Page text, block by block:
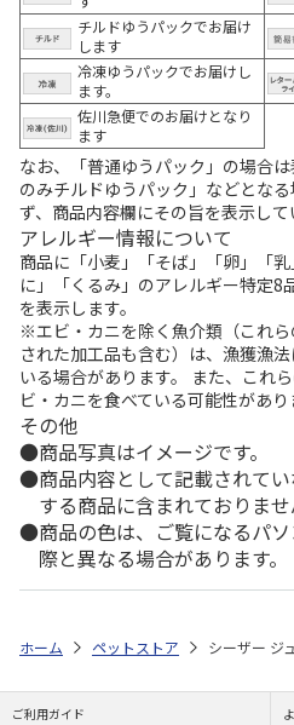
チルドゆうパックでお届け
します
冷凍ゆうパックでお届けし
ます。
佐川急便でのお届けとなり
ます
なお、「普通ゆうパック」の場合
のみチルドゆうパック」などとな
ず、商品内容欄にその旨を表示して
アレルギー情報について
商品に「小麦」「そば」「卵」「
に」「くるみ」のアレルギー特定8
を表示します。
※エビ・カニを除く魚介類（これ
された加工品も含む）は、漁獲漁
いる場合があります。 また、これ
ビ・カニを食べている可能性があり
その他
商品写真はイメージです。
商品内容として記載されて
する商品に含まれておりませ
商品の色は、ご覧になるパ
際と異なる場合があります。
ホーム ペットストア シーザー ジ
ご利用ガイド